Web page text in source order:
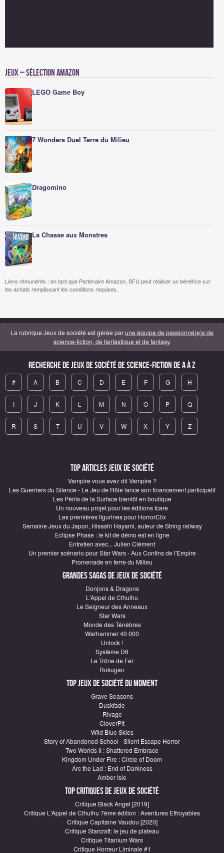
Jeux – Sélection Amazon
LEGO Game Boy
7 Wonders Duel Terre du Milieu
Dragomino
La Chasse aux Monstres
Liens rémunérés : en tant que Partenaire Amazon, SFU peut réaliser un bénéfice sur
les achats remplissant les conditions requises.
La rubrique Jeux de société est gérée parune équipe de passionné(e)s de
science-fiction, de fantastique et de fantasy.
Recherche de Jeux de société de science-fiction de A à Z
# A B C D E F G H
I J K L M N O P Q
R S T U V W X Y Z
Top articles Jeux de société
Vampire vous avez dit Vampire ?
Les Guerriers du Silence - Le Jeu de Rôle lance son financement participatif
Les Périls de la Surface bientôt en boutique
Un nouveau projet pour les éditions Icare
Les premières figurines pour HorrorClix
Semaine Jeux du Japon, Hisashi Hayami, auteur de String railway
Eclipse Phase : le kit de démo est en ligne
Entretien avec... Julien Clément
Un premier scénario pour Star Wars - Aux Confins de l'Empire
Promenade en terre du Milieu
Grandes sagas de Jeux de société
Donjons & Dragons
L'Appel de Cthulhu
Le Seigneur des Anneaux
Star Wars
Monde des Ténèbres
Warhammer 40 000
Unlock !
Système D6
Le Trône de Fer
Rokugan
Top Jeux de société du moment
Grave Seasons
Duskfade
Rivage
CloverPit
Wild Blue Skies
Story of Abandoned School - Silent Escape Horror
Two Worlds II : Shattered Embrace
Kingdom Under Fire : Circle of Doom
Arc the Lad : End of Darkness
Amber Isle
Top critiques de Jeux de société
Critique Black Angel [2019]
Critique L'Appel de Cthulhu 7ème édition : Aventures Effroyables
Critique Capitaine Vaudou [2020]
Critique Starcraft: le jeu de plateau
Critique Titanium Wars
Critique Horreur Liminale #1